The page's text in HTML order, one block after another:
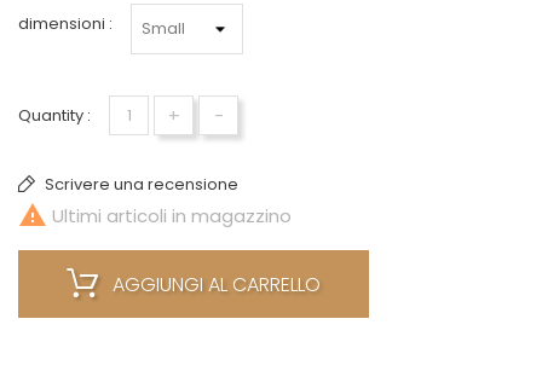
dimensioni :
Quantity : + -
Scrivere una recensione
 Ultimi articoli in magazzino
AGGIUNGI AL CARRELLO